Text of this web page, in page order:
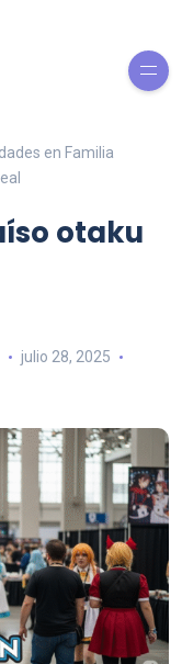
en Familia
otaku
julio 28, 2025